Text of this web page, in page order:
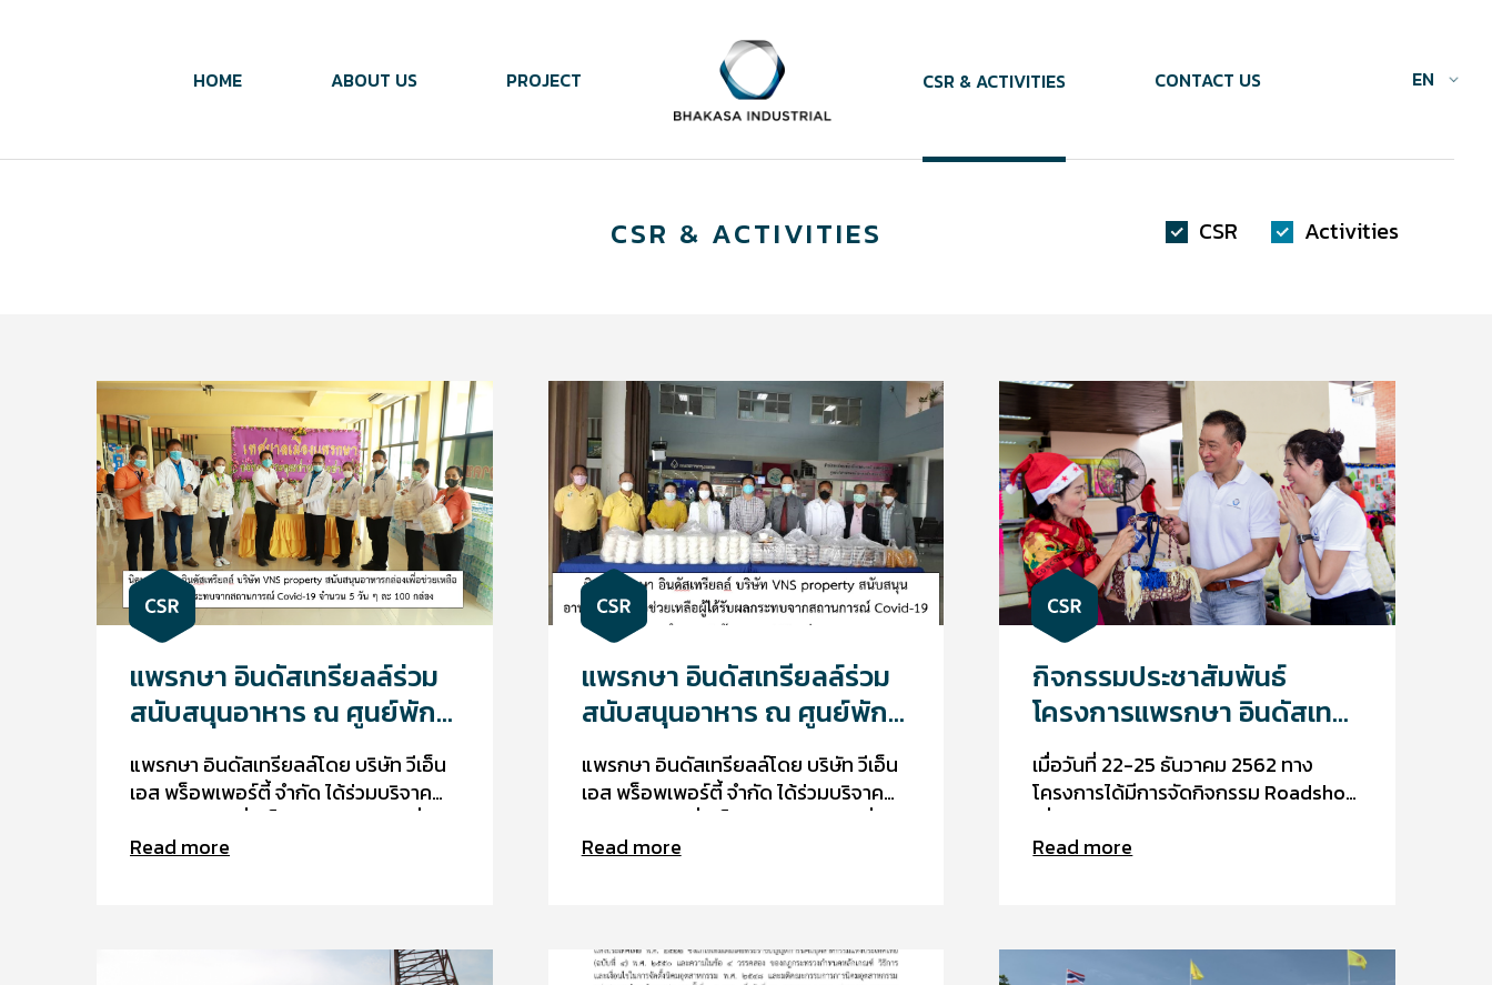
HOME ABOUT US PROJECT CSR & ACTIVITIES CONTACT US EN
CSR & ACTIVITIES CSR Activities
แพรกษา อินดัสเทรียลล์ร่วม
สนับสนุนอาหาร ณ ศูนย์พัก
คอยเทศบาลเมืองแพรกษา
แพรกษา อินดัสเทรียลล์โดย บริษัท วีเอ็น
เอส พร็อพเพอร์ตี้ จำกัด ได้ร่วมบริจาค
อาหารกล่องเพื่อเป็นกำลังใจให้กับผู้ที่ได้
รับผลกระทบจากสถานการณ์ Covid-19
Read more
แพรกษา อินดัสเทรียลล์ร่วม
สนับสนุนอาหาร ณ ศูนย์พัก
คอยเทศบาลตำบลแพรกษา
แพรกษา อินดัสเทรียลล์โดย บริษัท วีเอ็น
เอส พร็อพเพอร์ตี้ จำกัด ได้ร่วมบริจาค
อาหารกล่องเพื่อเป็นกำลังใจให้กับผู้ที่ได้
รับผลกระทบจากสถานการณ์ Covid-19
Read more
กิจกรรมประชาสัมพันธ์
โครงการแพรกษา อินดัสเทรี
ยลล์
เมื่อวันที่ 22-25 ธันวาคม 2562 ทาง
โครงการได้มีการจัดกิจกรรม Roadshow
เพื่อประชาสัมพันธ์โครงการให้คนในชุมชน
รับรู้ถึงการเข้ามาทำกิจกรรมเพื่อชุมชน
ต้องการพลังงานจากอาหารใน 1 วันใน
Read more